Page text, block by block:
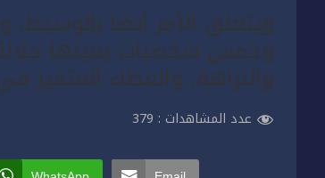
ويتعلق الأمر أيضا
وخمس شخصيات يعينها جلالة
والنزاهة، والعطاء
عدد المشاهدات : 379